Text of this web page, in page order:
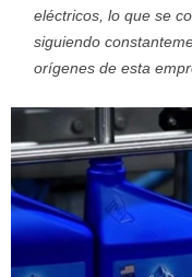
eléctricos, lo que se
siguiendo
orígenes de esta